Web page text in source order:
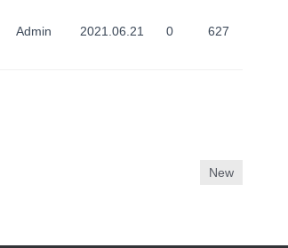
Admin 2021.06.21 0 627
New